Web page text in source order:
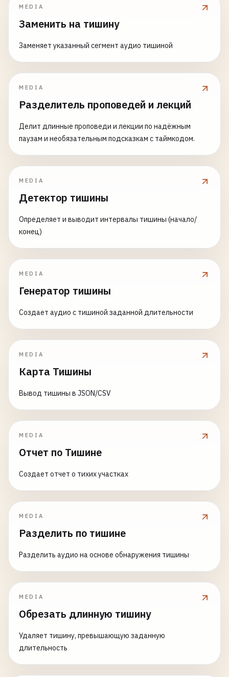
MEDIA
Заменить на тишину
Заменяет указанный сегмент аудио тишиной
MEDIA
Разделитель проповедей и лекций
Делит длинные проповеди и лекции по надёжным
паузам и необязательным подсказкам с таймкодом.
MEDIA
Детектор тишины
Определяет и выводит интервалы тишины (начало/
конец)
MEDIA
Генератор тишины
Создает аудио с тишиной заданной длительности
MEDIA
Карта Тишины
Вывод тишины в JSON/CSV
MEDIA
Отчет по Тишине
Создает отчет о тихих участках
MEDIA
Разделить по тишине
Разделить аудио на основе обнаружения тишины
MEDIA
Обрезать длинную тишину
Удаляет тишину, превышающую заданную
длительность